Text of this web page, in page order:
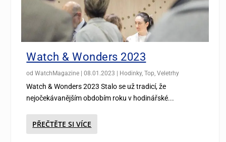
Watch & Wonders 2023
odWatchMagazine |08.01.2023 | Hodinky,Top ,Veletrhy
Watch & Wonders 2023 Stalo se už tradicí, že
nejočekávanějším obdobím roku v hodinářské...
PŘEČTĚTE SI VÍCE